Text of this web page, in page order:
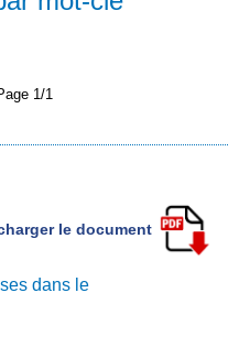
1/1
le document
dans le